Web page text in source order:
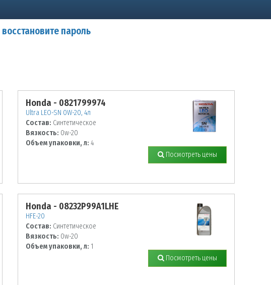
восстановите пароль
Honda - 0821799974
Ultra LEO-SN 0W-20, 4л
Состав: Синтетическое
Вязкость: 0w-20
Объем упаковки, л: 4
Посмотреть цены
Honda - 08232P99A1LHE
HFE-20
Состав: Синтетическое
Вязкость: 0w-20
Объем упаковки, л: 1
Посмотреть цены